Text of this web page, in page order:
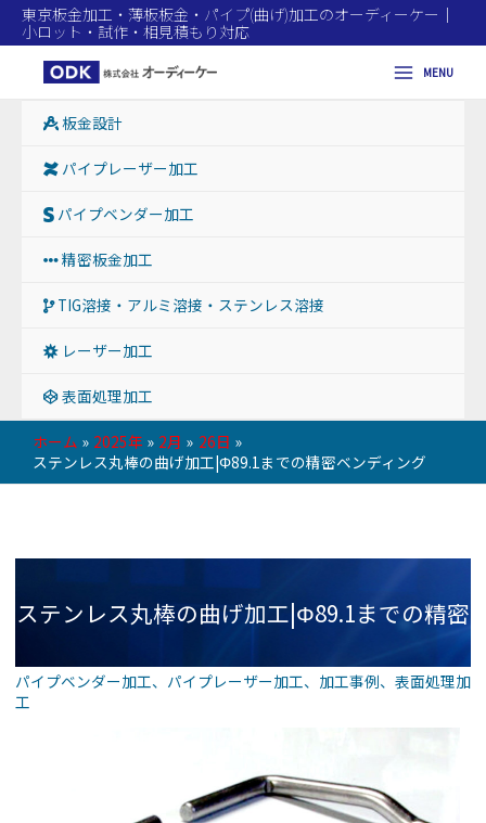
東京板金加工・薄板板金・パイプ(曲げ)加工のオーディーケー｜
小ロット・試作・相見積もり対応
MENU
板金設計
パイプレーザー加工
パイプベンダー加工
精密板金加工
TIG溶接・アルミ溶接・ステンレス溶接
レーザー加工
表面処理加工
ホーム 2025年 2月
26日
ステンレス丸棒の曲げ加工|Φ89.1までの精密ベンディング
ステンレス丸棒の曲げ加工|Φ89.1までの精密
パイプベンダー加工、 パイプレーザー加工、 加工事例、 表面処理加
工